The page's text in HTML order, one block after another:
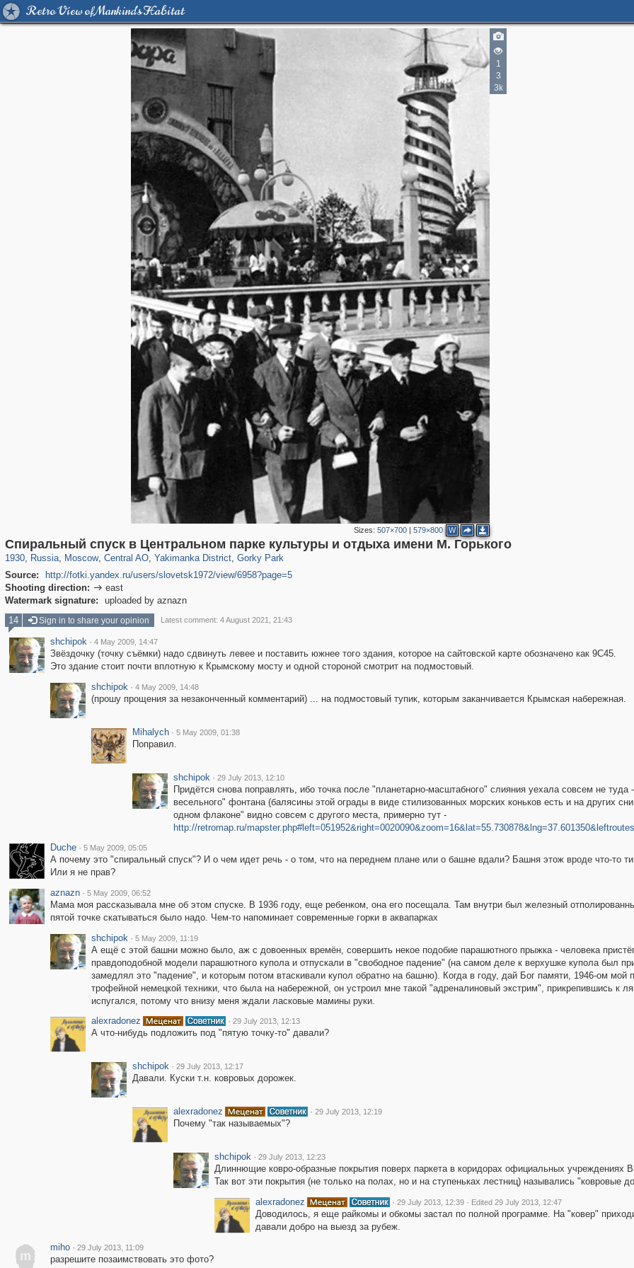
Retro View of Mankind's Habitat
1
3
3k
Sizes:507×700 |579×800 W
Спиральный спуск в Центральном парке культуры и отдыха имени М. Горького
1930, Russia
1,405,796 29,243
, Moscow
319,716 8,286
, Central AO
159,930 5,916
, Yakimanka District
13,374 458
, Gorky Park
2,763 8
Source:
http://fotki.yandex.ru/users/slovetsk1972/view/6958?page=5
Shooting direction:  east
Watermark signature:
uploaded by aznazn
14 Sign in to share your opinion Latest comment: 4 August 2021, 21:43
shchipok · 4 May 2009, 14:47
Звёздочку (точку съёмки) надо сдвинуть левее и поставить южнее того здания, которое на сайтовской карте обозначено как 9С45.
Это здание стоит почти вплотную к Крымскому мосту и одной стороной смотрит на подмостовый.
shchipok · 4 May 2009, 14:48
(прошу прощения за незаконченный комментарий) ... на подмостовый тупик, которым заканчивается Крымская набережная.
Mihalych · 5 May 2009, 01:38
Поправил.
shchipok · 29 July 2013, 12:10
Придётся снова поправлять, ибо точка после "планетарно-масштабного" слияния уехала совсем не
весельного" фонтана (балясины этой ограды в виде стилизованных морских коньков есть и на других
одном флаконе" видно совсем с другого места, примерно тут -
http://retromap.ru/
Duche · 5 May 2009, 05:05
А почему это "спиральный спуск"? И о чем идет речь - о том, что на переднем плане или о башне вдали? Башня этож вроде что-то
Или я не прав?
aznazn · 5 May 2009, 06:52
Мама моя рассказывала мне об этом спуске. В 1936 году, еще ребенком, она его посещала. Там внутри был железный
пятой точке скатываться было надо. Чем-то напоминает современные горки в аквапарках
shchipok · 5 May 2009, 11:19
А ещё с этой башни можно было, аж с довоенных времён, совершить некое подобие парашютного прыжка - человека
правдоподобной модели парашютного купола и отпускали в "свободное падение" (на самом деле к верхушке купола был
замедлял это "падение", и которым потом втаскивали купол обратно на башню). Когда в году, дай Бог памяти, 1946-ом
трофейной немецкой техники, что была на набережной, он устроил мне такой "адреналиновый экстрим", прикрепившись к
испугался, потому что внизу меня ждали ласковые мамины руки.
alexradonez
· 29 July 2013, 12:13
А что-нибудь подложить под "пятую точку-то" давали?
shchipok · 29 July 2013, 12:17
Давали. Куски т.н. ковровых дорожек.
alexradonez · 29 July 2013, 12:19
Почему "так называемых"?
shchipok · 29 July 2013, 12:23
Длиннющие ковро-образные покрытия поверх паркета в коридорах официальных учреждениях
Так вот эти покрытия (не только на полах, но и на ступеньках лестниц) назывались "ковровые
alexradonez
· 29 July 2013, 12:39 · Edited 29 July 2013, 12:47
Доводилось, я еще райкомы и обкомы застал по полной программе. На "ковер"
давали добро на выезд за рубеж.
m
miho · 29 July 2013, 11:09
разрешите позаимствовать это фото?